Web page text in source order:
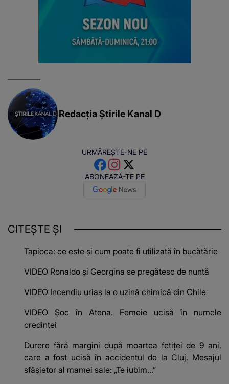
Redacția Știrile Kanal D
URMĂREȘTE-NE PE
ABONEAZĂ-TE PE
CITEȘTE ȘI
Tapioca: ce este și cum poate fi utilizată în bucătărie
VIDEO Ronaldo și Georgina se pregătesc de nuntă
VIDEO Incendiu uriaș la o uzină chimică din Chile
VIDEO Șoc în Atena. Femeie ucisă în numele
credinței
Durere fără margini după moartea fetiței de 9 ani,
care a fost ucisă în accidentul de la Cluj. Mesajul
sfâșietor al mamei sale: „Te iubim…”